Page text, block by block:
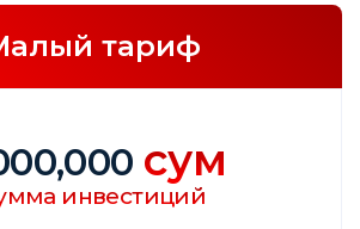
тариф
сум
инвестиций